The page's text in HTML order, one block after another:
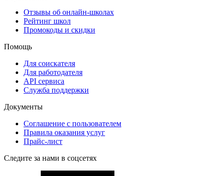
Отзывы об онлайн-школах
Рейтинг школ
Промокоды и скидки
Помощь
Для соискателя
Для работодателя
API сервиса
Служба поддержки
Документы
Соглашение с пользователем
Правила оказания услуг
Прайс-лист
Следите за нами в соцсетях